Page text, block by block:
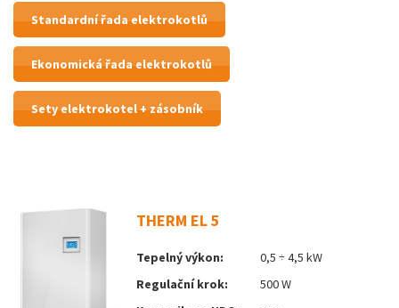
Standardní řada elektrokotlů
Ekonomická řada elektrokotlů
Sety elektrokotel + zásobník
THERM EL 5
Tepelný výkon:
0,5 ÷ 4,5 kW
Regulační krok:
500 W